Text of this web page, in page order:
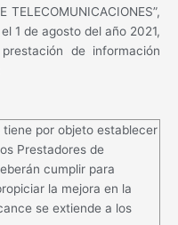
TELECOMUNICACIONES”,
1 de agosto del año 2021,
de información
tiene por objeto establecer
Prestadores de
cumplir para
la mejora en la
se extiende a los